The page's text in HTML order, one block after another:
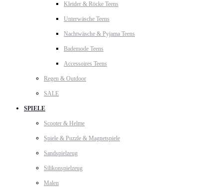
Kleider & Röcke Teens
Unterwäsche Teens
Nachtwäsche & Pyjama Teens
Bademode Teens
Accessoires Teens
Regen & Outdoor
SALE
SPIELE
Scooter & Helme
Spiele & Puzzle & Magnetspiele
Sandspielzeug
Silikonspielzeug
Malen